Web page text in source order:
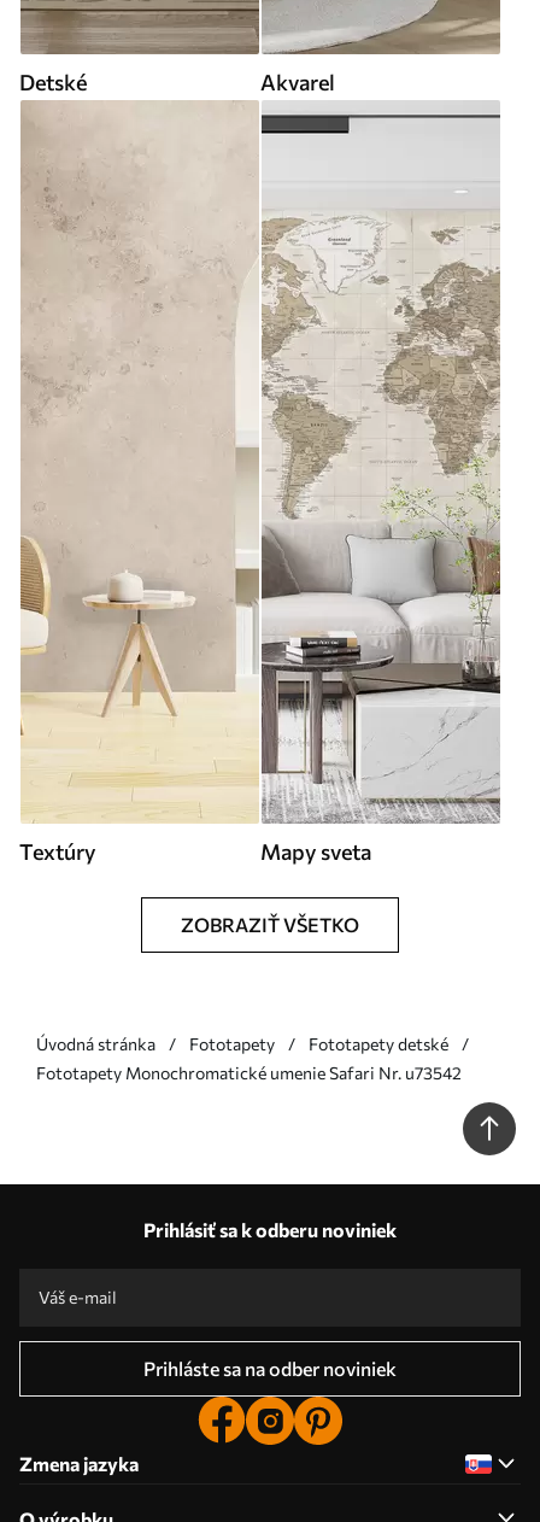
Detské Akvarel
Textúry Mapy sveta
ZOBRAZIŤ VŠETKO
Úvodná stránka Fototapety
Fototapety detské
Fototapety Monochromatické umenie Safari Nr. u73542
Prihlásiť sa k odberu noviniek
Prihláste sa na odber noviniek
Zmena jazyka